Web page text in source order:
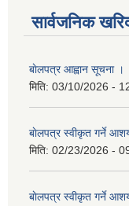
सार्वजनिक
बाेलपत्र आह्वान सूचना ।
मिति: 03/10/2026 -
बाेलपत्र स्वीकृत गर्ने
मिति: 02/23/2026 -
बाेलपत्र स्वीकृत गर्ने